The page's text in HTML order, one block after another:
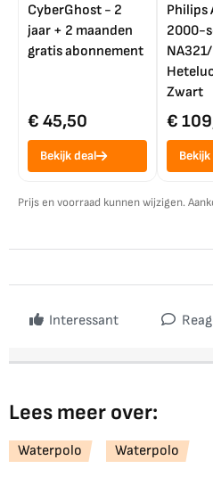
CyberGhost - 2
jaar + 2 maanden
gratis abonnement
€ 45,50
Bekijk deal
Philips
2000-
Zwart
€
Prijs en voorraad kunnen wijzigen.
Interessant
Lees meer over:
Waterpolo Waterpolo